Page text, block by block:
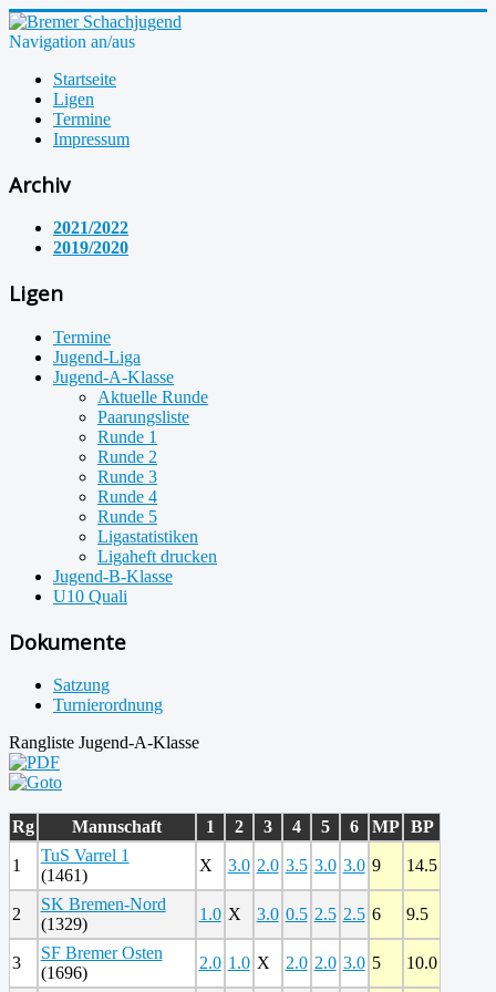
Navigation an/aus
Startseite
Ligen
Termine
Impressum
Archiv
2021/2022
2019/2020
Ligen
Termine
Jugend-Liga
Jugend-A-Klasse
Aktuelle Runde
Paarungsliste
Runde 1
Runde 2
Runde 3
Runde 4
Runde 5
Ligastatistiken
Ligaheft drucken
Jugend-B-Klasse
U10 Quali
Dokumente
Satzung
Turnierordnung
Rangliste Jugend-A-Klasse
Rg Mannschaft 1 2 3 4 5 6 MP BP
1
TuS Varrel 1
(1461)
X 3.0 2.0 3.5 3.0 3.0 9 14.5
2
SK Bremen-Nord
(1329)
1.0 X 3.0 0.5 2.5 2.5 6 9.5
3
SF Bremer Osten
(1696)
2.0 1.0 X 2.0 2.0 3.0 5 10.0